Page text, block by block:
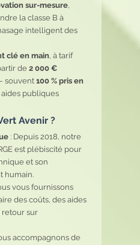
sur-mesure,
la classe B à
intelligent des
clé en main, à tarif
de 2 000 €
souvent 100 % pris en
publiques
Avenir ?
: Depuis 2018, notre
est plébiscité pour
et son
humain.
vous fournissons
des coûts, des aides
retour sur
accompagnons de